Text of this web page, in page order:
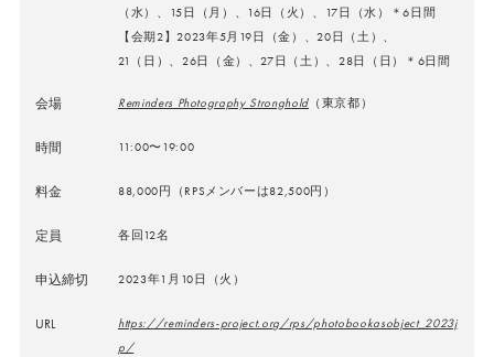
（水）、15日（月）、16日（火）、17日（水）＊6日間
【会期2】2023年5月19日（金）、20日（土）、
21（日）、26日（金）、27日（土）、28日（日）＊6日間
会場 Reminders Photography Stronghold （東京都）
時間 11:00〜19:00
料金 88,000円（RPSメンバーは82,500円）
定員 各回12名
申込締切 2023年1月10日（火）
URL
https://reminders-project.org/rps/photobookasobject_2023j
p/